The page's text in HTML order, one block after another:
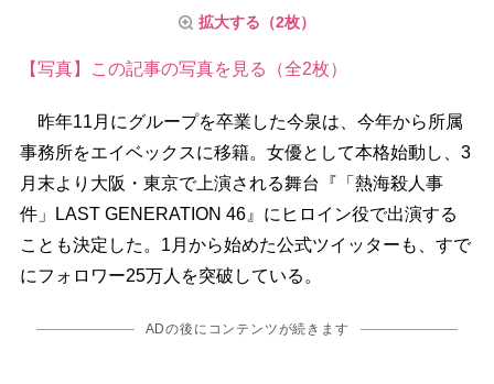
拡大する（2枚）
【写真】この記事の写真を見る（全2枚）
昨年11月にグループを卒業した今泉は、今年から所属
事務所をエイベックスに移籍。女優として本格始動し、3
月末より大阪・東京で上演される舞台『「熱海殺人事
件」LAST GENERATION 46』にヒロイン役で出演する
ことも決定した。1月から始めた公式ツイッターも、すで
にフォロワー25万人を突破している。
ADの後にコンテンツが続きます